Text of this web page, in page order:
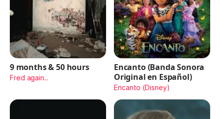
9 months & 50 hours
Fred again..
Encanto (Banda Sonora
Original en Español)
Encanto (Disney)